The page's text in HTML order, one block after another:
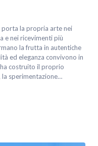
porta la propria arte nei
e nei ricevimenti più
la frutta in autentiche
ed eleganza convivono in
costruito il proprio
sperimentazione…